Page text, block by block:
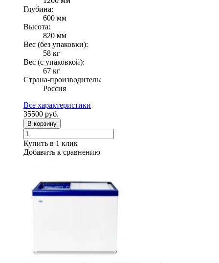
Глубина:
600 мм
Высота:
820 мм
Вес (без упаковки):
58 кг
Вес (с упаковкой):
67 кг
Страна-производитель:
Россия
Все характеристики
35500 руб.
В корзину
Купить в 1 клик
Добавить к сравнению